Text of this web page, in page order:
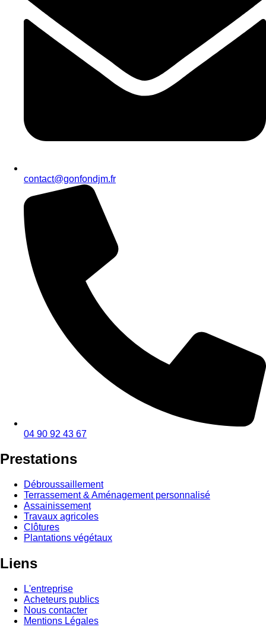
contact@gonfondjm.fr
04 90 92 43 67
Prestations
Débroussaillement
Terrassement & Aménagement personnalisé
Assainissement
Travaux agricoles
Clôtures
Plantations végétaux
Liens
L'entreprise
Acheteurs publics
Nous contacter
Mentions Légales